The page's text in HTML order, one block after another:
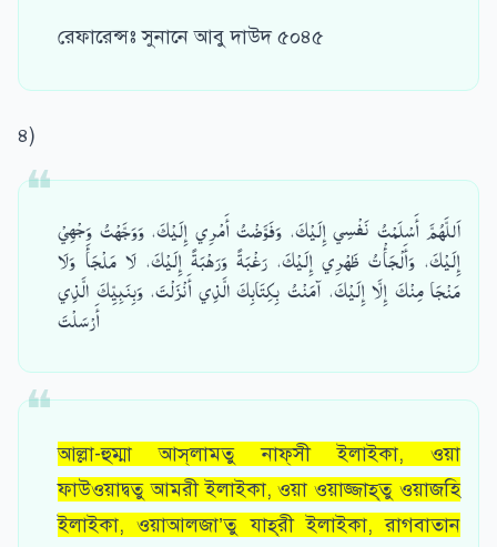
রেফারেন্সঃ সুনানে আবু দাউদ ৫০৪৫
৪)
اَللَّهُمَّ أَسْلَمْتُ نَفْسِي إِلَيْكَ، وَفَوَّضْتُ أَمْرِي إِلَيْكَ، وَوَجَّهْتُ وَجْهِيْ
إِلَيْكَ، وَأَلْجَأْتُ ظَهْرِي إِلَيْكَ، رَغْبَةً وَرَهْبَةً إِلَيْكَ، لَا مَلْجَأَ وَلَا
مَنْجَا مِنْكَ إِلَّا إِلَيْكَ، آمَنْتُ بِكِتَابِكَ الَّذِي أَنْزَلْتَ، وَبِنَبِيِّكَ الَّذِي
أَرْسَلْتَ
আল্লা-হুম্মা আস্‌লামতু নাফ্‌সী ইলাইকা, ওয়া
ফাউওয়াদ্বতু আমরী ইলাইকা, ওয়া ওয়াজ্জাহ্‌তু ওয়াজহি
ইলাইকা, ওয়াআলজা’তু যাহ্‌রী ইলাইকা, রাগবাতান